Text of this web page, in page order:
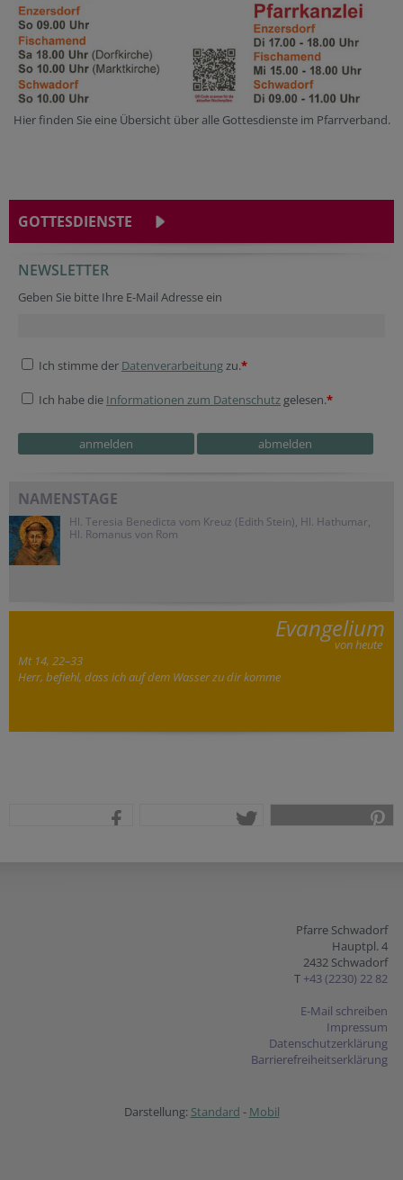
Hier finden Sie eine Übersicht über alle Gottesdienste im Pfarrverband.
GOTTESDIENSTE
NEWSLETTER
Geben Sie bitte Ihre E-Mail Adresse ein
Ich stimme der Datenverarbeitungzu.*
Ich habe die Informationen zum Datenschutz gelesen.*
NAMENSTAGE
Hl. Teresia Benedicta vom Kreuz (Edith Stein), Hl. Hathumar,
Hl. Romanus von Rom
Evangelium
von heute
Mt 14, 22–33
Herr, befiehl, dass ich auf dem Wasser zu dir komme
Pfarre Schwadorf
Hauptpl. 4
2432 Schwadorf
T +43 (2230) 22 82
E-Mail schreiben
Impressum
Datenschutzerklärung
Barrierefreiheitserklärung
Darstellung: Standard - Mobil